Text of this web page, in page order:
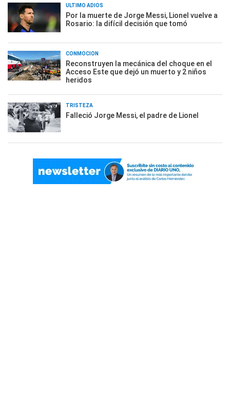
ÚLTIMO ADIÓS
Por la muerte de Jorge Messi, Lionel vuelve a
Rosario: la difícil decisión que tomó
CONMOCIÓN
Reconstruyen la mecánica del choque en el
Acceso Este que dejó un muerto y 2 niños
heridos
TRISTEZA
Falleció Jorge Messi, el padre de Lionel